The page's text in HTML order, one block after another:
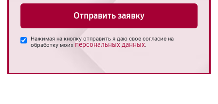
Отправить заявку
Нажимая на кнопку отправить я даю свое согласие на
обработку моих персональных данных.